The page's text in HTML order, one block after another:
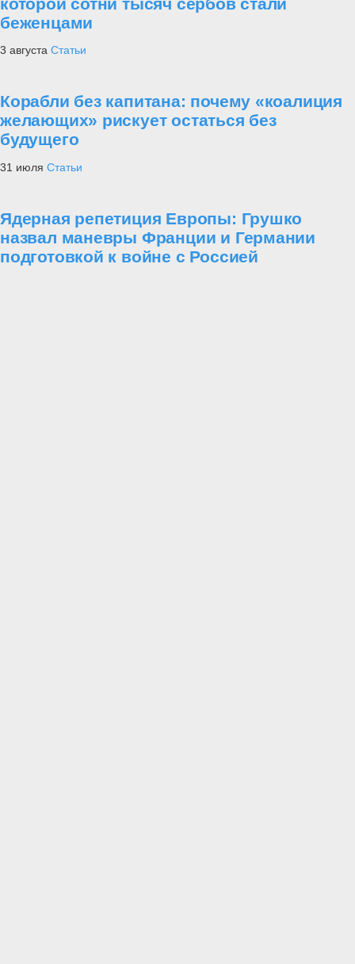
беженцами
3 августа Статьи
Корабли без капитана: почему «коалиция
желающих» рискует остаться без
будущего
31 июля Статьи
Ядерная репетиция Европы: Грушко
назвал маневры Франции и Германии
подготовкой к войне с Россией